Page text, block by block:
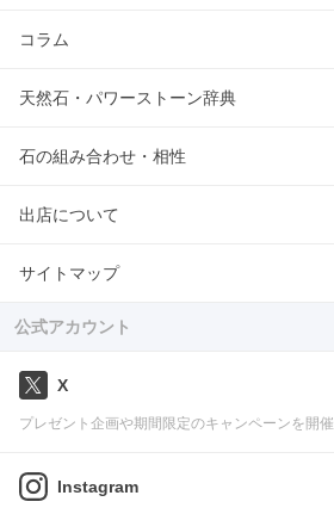
コラム
天然石・パワーストーン辞典
石の組み合わせ・相性
出店について
サイトマップ
公式アカウント
X
プレゼント企画や期間限定のキャンペーンを開催
Instagram